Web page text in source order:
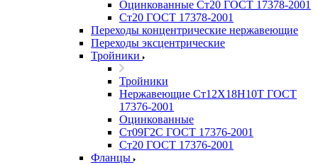
Оцинкованные Ст20 ГОСТ 17378-2001
Ст20 ГОСТ 17378-2001
Переходы концентрические нержавеющие
Переходы эксцентрические
Тройники
Тройники
Нержавеющие Ст12Х18Н10Т ГОСТ
17376-2001
Оцинкованные
Ст09Г2С ГОСТ 17376-2001
Ст20 ГОСТ 17376-2001
Фланцы